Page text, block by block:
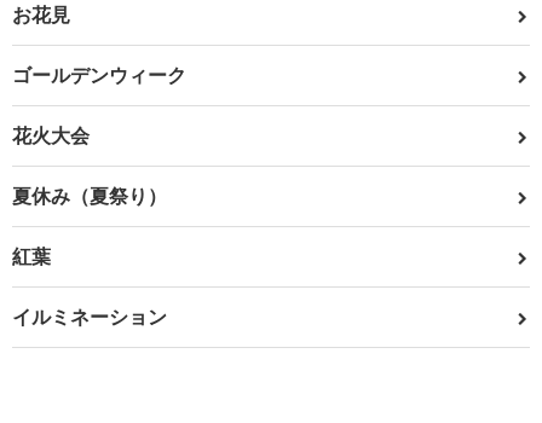
お花見
ゴールデンウィーク
花火大会
夏休み（夏祭り）
紅葉
イルミネーション